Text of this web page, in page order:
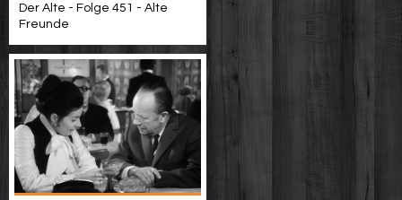
Der Alte - Folge 451 - Alte
Freunde